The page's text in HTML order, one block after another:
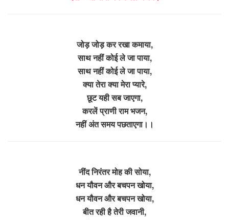
जोड़ जोड़ कर रखा कमाया,
साथ नहीं कोई ले जा पाया,
साथ नहीं कोई ले जा पाया,
क्या तेरा क्या मेरा प्यारे,
छूट यही सब जाएगा,
करलें प्राणी राम भजन,
नहीं अंत समय पछताएगा।।
नींद निरंतर मोह की सोया,
धन यौवन और बचपन खोया,
धन यौवन और बचपन खोया,
बीत रही है तेरी जवानी,